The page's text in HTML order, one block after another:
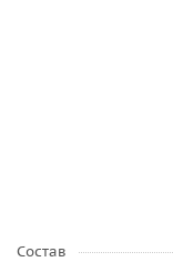
Состав